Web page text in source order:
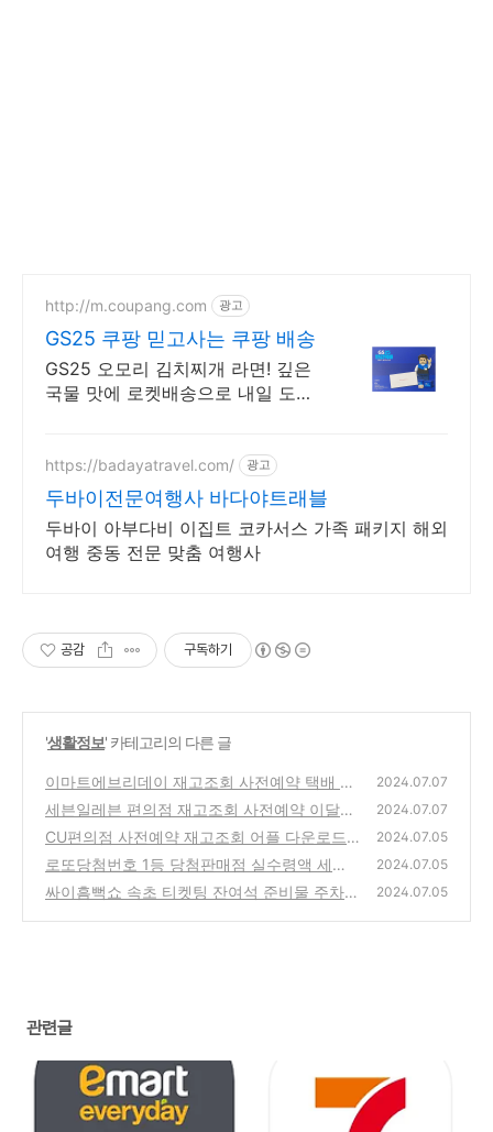
http://m.coupang.com 광고
GS25 쿠팡 믿고사는 쿠팡 배송
GS25 오모리 김치찌개 라면! 깊은
국물 맛에 로켓배송으로 내일 도
받아요.
https://badayatravel.com/ 광고
두바이전문여행사 바다야트래블
두바이 아부다비 이집트 코카서스 가족 패키지 해외
여행 중동 전문 맞춤 여행사
공감 구독하기
'생활정보' 카테고리의 다른 글
이마트에브리데이 재고조회 사전예약 택배 이
달의행사 어플다운로드
(0)
2024.07.07
세븐일레븐 편의점 재고조회 사전예약 이달의
행사 어플 다운로드
(1)
2024.07.07
CU편의점 사전예약 재고조회 어플 다운로드
(0)
2024.07.05
로또당첨번호 1등 당첨판매점 실수령액 세금
계산
(1)
2024.07.05
싸이흠뻑쇼 속초 티켓팅 잔여석 준비물 주차장
2024.07.05
관련글